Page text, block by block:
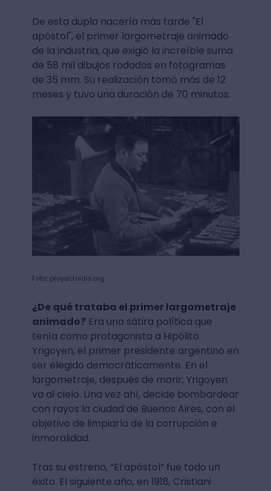
De esta dupla nacería más tarde "El
apóstol", el primer largometraje animado
de la industria, que exigió la increíble suma
de 58 mil dibujos rodados en fotogramas
de 35 mm. Su realización tomó más de 12
meses y tuvo una duración de 70 minutos.
Foto: proyectoidis.org
¿De qué trataba el primer largometraje
animado?Era una sátira política que
tenía como protagonista a Hipólito
Yrigoyen, el primer presidente argentino en
ser elegido democráticamente. En el
largometraje, después de morir, Yrigoyen
va al cielo. Una vez ahí, decide bombardear
con rayos la ciudad de Buenos Aires, con el
objetivo de limpiarla de la corrupción e
inmoralidad.
Tras su estreno, “El apóstol” fue todo un
éxito. El siguiente año, en 1918, Cristiani